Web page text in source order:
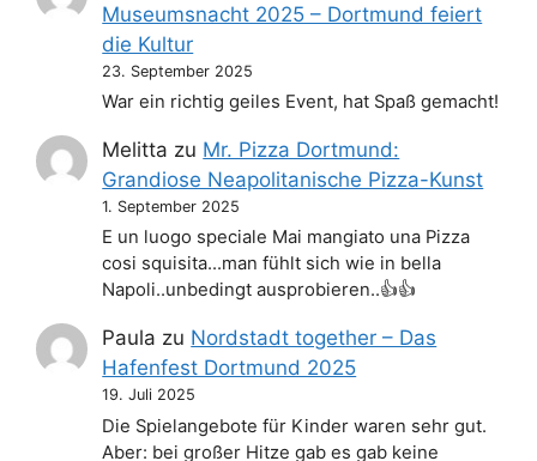
Museumsnacht 2025 – Dortmund feiert
die Kultur
23. September 2025
War ein richtig geiles Event, hat Spaß gemacht!
Melitta zu Mr. Pizza Dortmund:
Grandiose Neapolitanische Pizza-Kunst
1. September 2025
E un luogo speciale Mai mangiato una Pizza
cosi squisita...man fühlt sich wie in bella
Napoli..unbedingt ausprobieren..👍👍
Paula zu Nordstadt together – Das
Hafenfest Dortmund 2025
19. Juli 2025
Die Spielangebote für Kinder waren sehr gut.
Aber: bei großer Hitze gab es gab keine